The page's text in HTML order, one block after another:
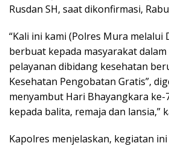
Rusdan SH, saat dikonfirmasi,
“Kali ini kami (Polres Mura melalui
berbuat kepada masyarakat
pelayanan dibidang kesehatan
Kesehatan Pengobatan Gratis”,
menyambut Hari Bhayangkara ke-
kepada balita, remaja dan lansia,”
Kapolres menjelaskan, kegiatan